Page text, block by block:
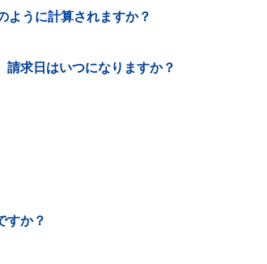
ように計算されますか？
求日はいつになりますか？
すか？